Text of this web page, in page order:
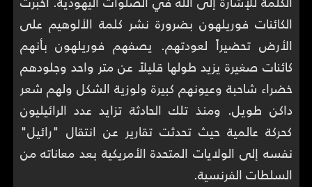
الكائنات فوريلهون بضرورة نشر كلمة الألوهيم على
الأرض تحضيراً لعودتهم. يصفهم فوريلهون بأنهم
كائنات صغيرة يزيد طولها قليلاً عن متر واحد وجلودهم
خضراء شاحبة وعيونهم كبيرة ولوزية الشكل ولهم شعر
داكن طويل. ومنذ تلك الحادثة تزايد عدد الرائيليون
كحركة عالمية حيث تحدثت تقارير عن انتقال "رائيل"
نفسه إلى الولايات المتحدة الأمريكية بعد معاناته من
السلطات الفرنسية.